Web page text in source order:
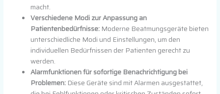
macht.
Verschiedene Modi zur Anpassung an
Patientenbedürfnisse: Moderne Beatmungsgeräte bieten
unterschiedliche Modi und Einstellungen, um den
individuellen Bedürfnissen der Patienten gerecht zu
werden.
Alarmfunktionen für sofortige Benachrichtigung bei
Problemen: Diese Geräte sind mit Alarmen ausgestattet,